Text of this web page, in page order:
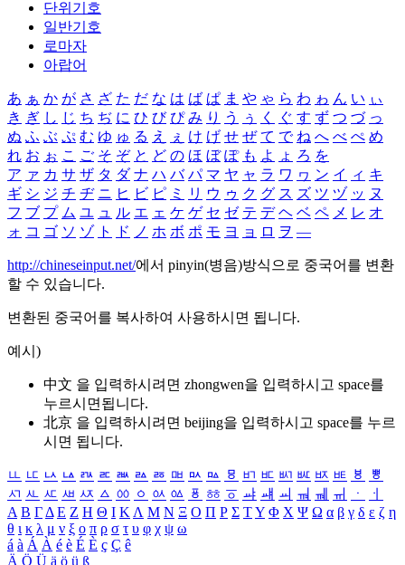
단위기호
일반기호
로마자
아랍어
あ ぁ か が さ ざ た だ な は ば ぱ ま や ゃ ら わ ゎ ん い ぃ
き ぎ し じ ち ぢ に ひ び ぴ み り う ぅ く ぐ す ず つ づ っ
ぬ ふ ぶ ぷ む ゆ ゅ る え ぇ け げ せ ぜ て で ね へ べ ぺ め
れ お ぉ こ ご そ ぞ と ど の ほ ぼ ぽ も よ ょ ろ を
ア ァ カ サ ザ タ ダ ナ ハ バ パ マ ヤ ャ ラ ワ ヮ ン イ ィ キ
ギ シ ジ チ ヂ ニ ヒ ビ ピ ミ リ ウ ゥ ク グ ス ズ ツ ヅ ッ ヌ
フ ブ プ ム ユ ュ ル エ ェ ケ ゲ セ ゼ テ デ ヘ ベ ペ メ レ オ
ォ コ ゴ ソ ゾ ト ド ノ ホ ボ ポ モ ヨ ョ ロ ヲ ―
http://chineseinput.net/에서 pinyin(병음)방식으로 중국어를 변환
할 수 있습니다.
변환된 중국어를 복사하여 사용하시면 됩니다.
예시)
中文 을 입력하시려면 zhongwen을 입력하시고 space를
누르시면됩니다.
北京 을 입력하시려면 beijing을 입력하시고 space를 누르
시면 됩니다.
ㅥ ㅦ ㅧ ㅨ ㅩ ㅪ ㅫ ㅬ ㅭ ㅮ ㅯ ㅰ ㅱ ㅲ ㅳ ㅴ ㅵ ㅶ ㅷ ㅸ
ㅹ
ㅺ ㅻ ㅼ ㅽ ㅾ ㅿ ㆀ ㆁ ㆂ ㆃ ㆄ ㆅ ㆆ ㆇ ㆈ ㆉ ㆊ ㆋ ㆌ ㆍ
ㆎ
Α Β ΓΔ Ε Ζ Η Θ Ι ΚΛ Μ Ν Ξ Ο Π Ρ Σ ΤΥ Φ Χ Ψ Ω α β γ δ ε ζ η
θ ι κ λ μ ν ξ ο π ρ σ τ υ φ χ ψ ω
á à Á À é è É È ç Ç ê
Ä Ö Ü ä ö ü ß